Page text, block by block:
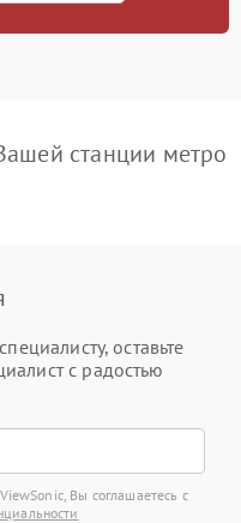
станции метро
оставьте
с радостью
Вы соглашаетесь с